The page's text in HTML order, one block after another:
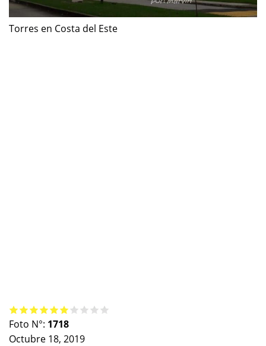
Torres en Costa del Este
Foto N°: 1718
Octubre 18, 2019